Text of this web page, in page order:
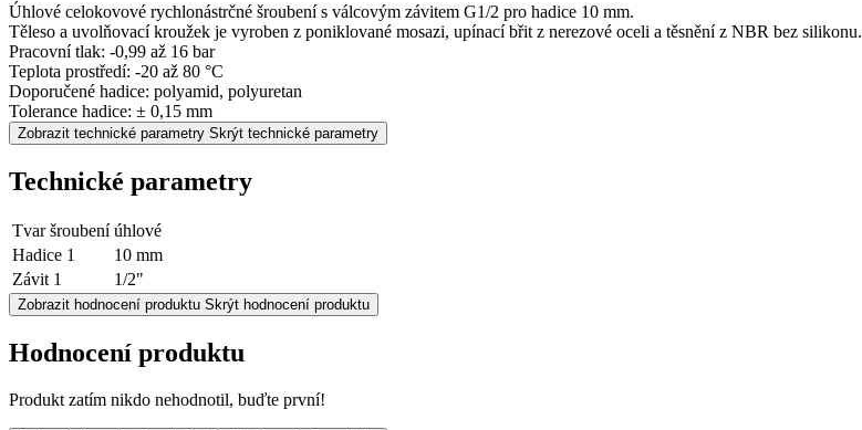
Úhlové celokovové rychlonástrčné šroubení s válcovým závitem G1/2 pro hadice 10 mm.
Těleso a uvolňovací kroužek je vyroben z poniklované mosazi, upínací břit z nerezové oceli a těsnění z NBR bez silikonu.
Pracovní tlak: -0,99 až 16 bar
Teplota prostředí: -20 až 80 °C
Doporučené hadice: polyamid, polyuretan
Tolerance hadice: ± 0,15 mm
Zobrazit technické parametry Skrýt technické parametry
Technické parametry
Tvar šroubení úhlové
Hadice 1
10 mm
Závit 1
1/2"
Zobrazit hodnocení produktu Skrýt hodnocení produktu
Hodnocení produktu
Produkt zatím nikdo nehodnotil, buďte první!